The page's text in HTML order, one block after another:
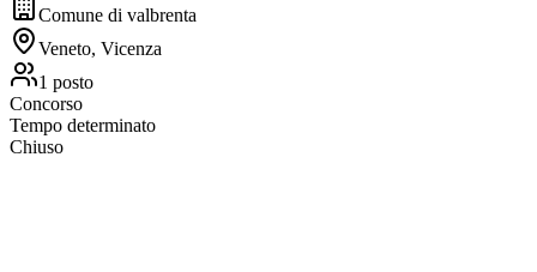
Comune di valbrenta
Veneto, Vicenza
1 posto
Concorso
Tempo determinato
Chiuso